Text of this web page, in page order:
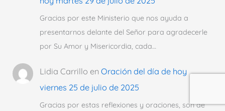
Gracias por este Ministerio que nos ayuda a
presentarnos delante del Señor para agradecerle
por Su Amor y Misericordia, cada…
Lidia Carrillo en Oración del día de hoy
viernes 25 de julio de 2025
Gracias por estas reflexiones y oraciones, son de